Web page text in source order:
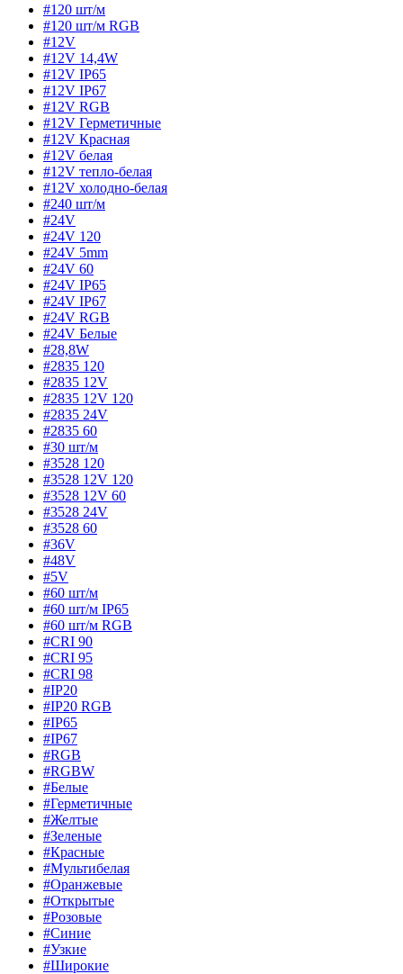
#120 шт/м
#120 шт/м RGB
#12V
#12V 14,4W
#12V IP65
#12V IP67
#12V RGB
#12V Герметичные
#12V Красная
#12V белая
#12V тепло-белая
#12V холодно-белая
#240 шт/м
#24V
#24V 120
#24V 5mm
#24V 60
#24V IP65
#24V IP67
#24V RGB
#24V Белые
#28,8W
#2835 120
#2835 12V
#2835 12V 120
#2835 24V
#2835 60
#30 шт/м
#3528 120
#3528 12V 120
#3528 12V 60
#3528 24V
#3528 60
#36V
#48V
#5V
#60 шт/м
#60 шт/м IP65
#60 шт/м RGB
#CRI 90
#CRI 95
#CRI 98
#IP20
#IP20 RGB
#IP65
#IP67
#RGB
#RGBW
#Белые
#Герметичные
#Желтые
#Зеленые
#Красные
#Мультибелая
#Оранжевые
#Открытые
#Розовые
#Синие
#Узкие
#Широкие